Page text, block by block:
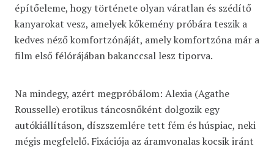
építőeleme, hogy története olyan váratlan és szédítő
kanyarokat vesz, amelyek kőkemény próbára teszik a
kedves néző komfortzónáját, amely komfortzóna már a
film első félórájában bakanccsal lesz tiporva.
Na mindegy, azért megpróbálom: Alexia (Agathe
Rousselle) erotikus táncosnőként dolgozik egy
autókiállításon, díszszemlére tett fém és húspiac, neki
mégis megfelelő. Fixációja az áramvonalas kocsik iránt